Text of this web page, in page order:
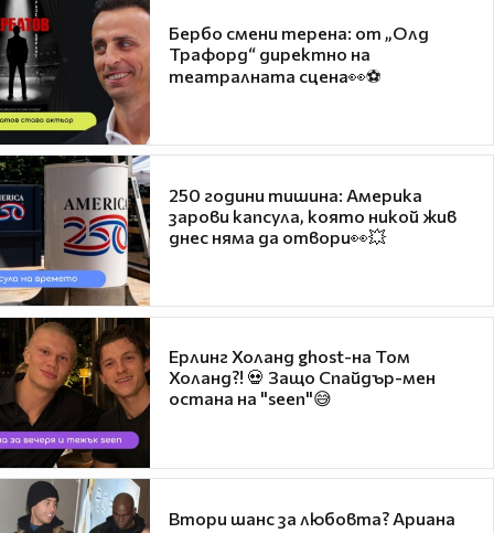
Бербо смени терена: от „Олд
Трафорд“ директно на
театралната сцена👀⚽
250 години тишина: Америка
зарови капсула, която никой жив
днес няма да отвори👀💥
Ерлинг Холанд ghost-на Том
Холанд?! 💀 Защо Спайдър-мен
остана на "seen"😅
Втори шанс за любовта? Ариана